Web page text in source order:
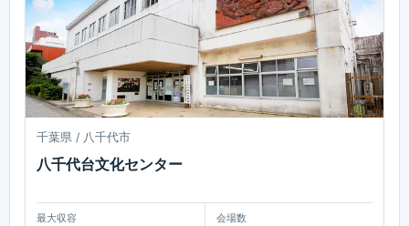
千葉県 / 八千代市
八千代台文化センター
最大収容 会場数